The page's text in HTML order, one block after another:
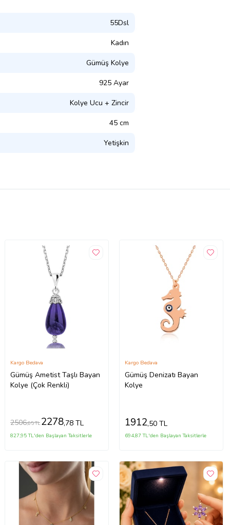
55Dsl
Kadın
Gümüş Kolye
925 Ayar
Kolye Ucu + Zincir
45 cm
Yetişkin
Gümüş Ametist Taşlı Bayan
Kolye (Çok Renkli)
Kargo Bedava
2506,65 TL 2278,78 TL
827,95 TL'den Başlayan Taksitlerle
Gümüş Denizatı Bayan
Kolye
Kargo Bedava
1912,50 TL
694,87 TL'den Başlayan Taksitlerle